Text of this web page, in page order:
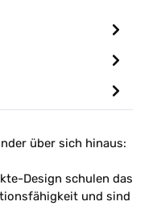
über sich hinaus:
Design schulen das
und sind